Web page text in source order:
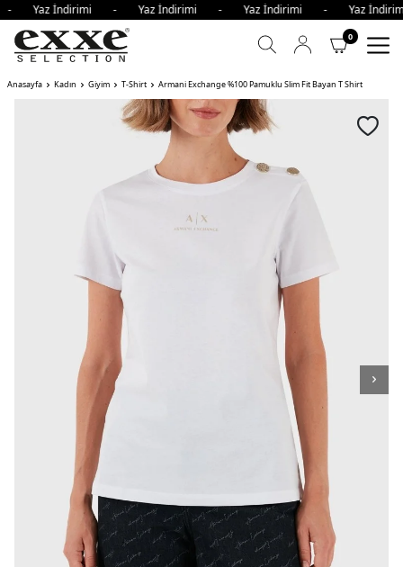
Yaz İndirimi - Yaz İndirimi - Yaz İndirimi - Yaz
0
Anasayfa Kadın Giyim T-Shirt Armani Exchange %100 Pamuklu Slim Fit Bayan T Shirt